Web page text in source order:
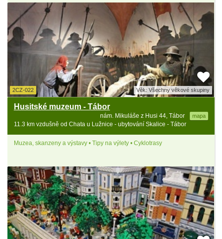
2CZ-022 Věk: Všechny věkové skupiny
Husitské muzeum - Tábor
nám. Mikuláše z Husi 44, Tábor mapa
11.3 km vzdušně od Chata u Lužnice - ubytování Skalice - Tábor
Muzea, skanzeny a výstavy • Tipy na výlety • Cyklotrasy